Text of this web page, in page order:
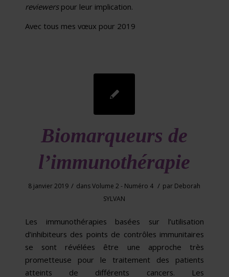
reviewerspour leur implication.
Avec tous mes vœux pour 2019
Biomarqueurs de
l’immunothérapie
8 janvier 2019 / dansVolume 2 - Numéro 4 / par Deborah
SYLVAN
Les immunothérapies basées sur l’utilisation
d’inhibiteurs des points de contrôles immunitaires
se sont révélées être une approche très
prometteuse pour le traitement des patients
atteints de différents cancers. Les